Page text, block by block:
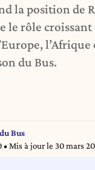
la position de
le rôle croissant
du Bus.
Bus
• Mis à jour le 30 mars